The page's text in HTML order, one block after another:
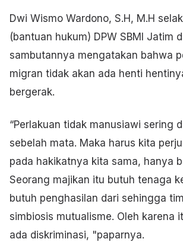
Dwi Wismo Wardono, S.H, M.H
(bantuan hukum) DPW SBMI Jatim
sambutannya mengatakan bahwa
migran tidak akan ada henti
bergerak.
“Perlakuan tidak manusiawi sering
sebelah mata. Maka harus kita
pada hakikatnya kita sama, hanya
Seorang majikan itu butuh tenaga
butuh penghasilan dari sehingga
simbiosis mutualisme. Oleh karena
ada diskriminasi, "paparnya.